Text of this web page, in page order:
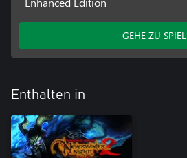
GEHE ZU SPIEL
Enthalten in